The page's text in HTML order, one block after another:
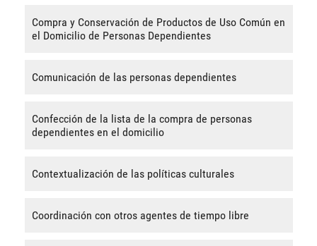
Compra y Conservación de Productos de Uso Común en
el Domicilio de Personas Dependientes
Comunicación de las personas dependientes
Confección de la lista de la compra de personas
dependientes en el domicilio
Contextualización de las políticas culturales
Coordinación con otros agentes de tiempo libre